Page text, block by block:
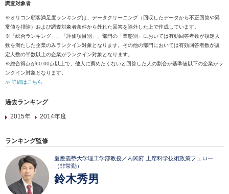
調査対象者
※オリコン顧客満足度ランキングは、データクリーニング（回収したデータから不正回答や異
常値を排除）および調査対象者条件から外れた回答を除外した上で作成しています。
※「総合ランキング」、「評価項目別」、部門の「業態別」においては有効回答者数が規定人
数を満たした企業のみランクイン対象となります。その他の部門においては有効回答者数が規
定人数の半数以上の企業がランクイン対象となります。
※総合得点が60.00点以上で、他人に薦めたくないと回答した人の割合が基準値以下の企業がラ
ンクイン対象となります。
≫ 詳細はこちら
過去ランキング
2015年
2014年度
ランキング監修
慶應義塾大学理工学部教授／内閣府 上席科学技術政策フェロー
（非常勤）
鈴木秀男